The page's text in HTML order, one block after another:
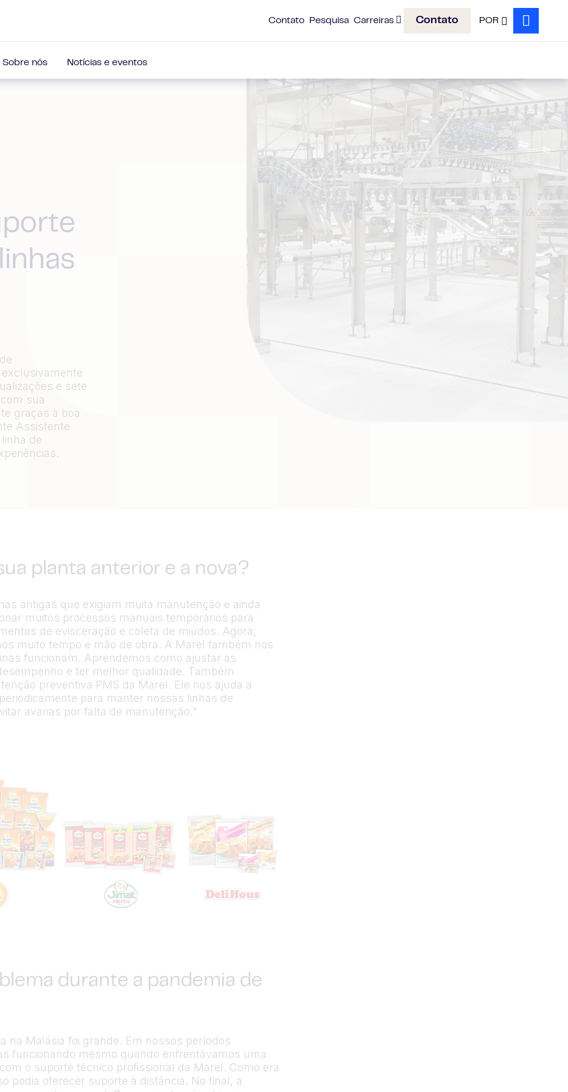
Contato Pesquisa Carreiras Contato POR
Search
Sobre nós Notícias e eventos
e sete
sua
graças à boa
Assistente
de
planta anterior e a nova?
antigas que exigiam muita manutenção e ainda
muitos processos manuais temporários para
de evisceração e coleta de miúdos. Agora,
muito tempo e mão de obra. A Marel também nos
funcionam. Aprendemos como ajustar as
e ter melhor qualidade. Também
preventiva PMS da Marel. Ele nos ajuda a
para manter nossas linhas de
avarias por falta de manutenção.”
durante a pandemia de
na Malásia foi grande. Em nossos períodos
funcionando mesmo quando enfrentávamos uma
o suporte técnico profissional da Marel. Como era
podia oferecer suporte à distância. No final, a